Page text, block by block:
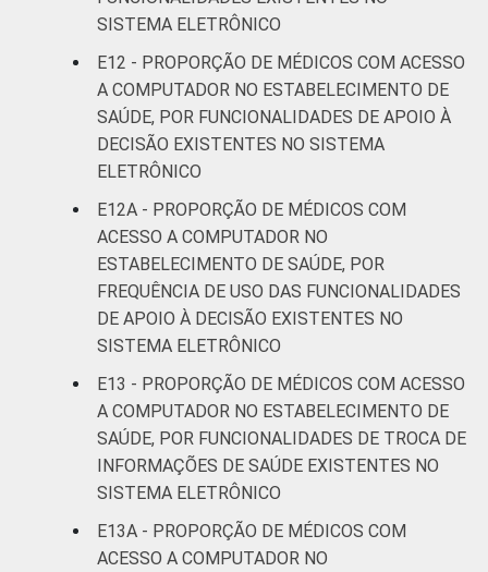
SISTEMA ELETRÔNICO
E12 - PROPORÇÃO DE MÉDICOS COM ACESSO
A COMPUTADOR NO ESTABELECIMENTO DE
SAÚDE, POR FUNCIONALIDADES DE APOIO À
DECISÃO EXISTENTES NO SISTEMA
ELETRÔNICO
E12A - PROPORÇÃO DE MÉDICOS COM
ACESSO A COMPUTADOR NO
ESTABELECIMENTO DE SAÚDE, POR
FREQUÊNCIA DE USO DAS FUNCIONALIDADES
DE APOIO À DECISÃO EXISTENTES NO
SISTEMA ELETRÔNICO
E13 - PROPORÇÃO DE MÉDICOS COM ACESSO
A COMPUTADOR NO ESTABELECIMENTO DE
SAÚDE, POR FUNCIONALIDADES DE TROCA DE
INFORMAÇÕES DE SAÚDE EXISTENTES NO
SISTEMA ELETRÔNICO
E13A - PROPORÇÃO DE MÉDICOS COM
ACESSO A COMPUTADOR NO